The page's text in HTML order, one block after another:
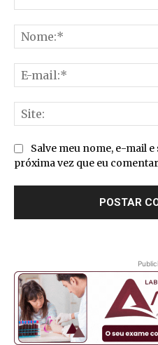
Salve meu nome, e-mail
próxima vez que eu